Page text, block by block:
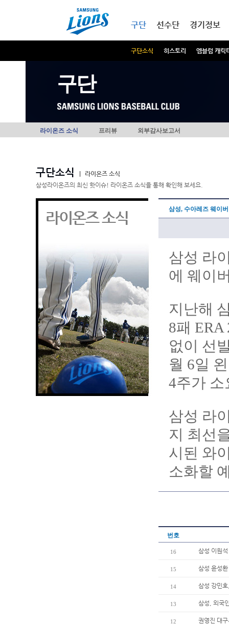
구단
구단소식 히스토리 엠블럼 캐릭
선수단 경기정보
구단
라이온즈 소식 프리뷰 외부감사보고서
구단소식
라이온즈 소식
삼성라이온즈의 최신 핫이슈! 라이온즈 소식을 통해 확인해 보세요.
라이온즈 소식 삼성, 수아레즈 웨이
삼성 라
에 웨이
지난해
8패
없이 선
월 6일
4주가 소
삼성 라
지 최선
시된 와
소화할
번호
16 삼성 이원
15 삼성 윤성
14 삼성 강민
13 삼성, 외국
12 권영진 대